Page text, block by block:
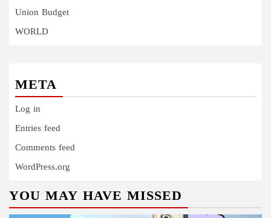
Union Budget
WORLD
META
Log in
Entries feed
Comments feed
WordPress.org
YOU MAY HAVE MISSED